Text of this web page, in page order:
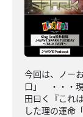
今回は、ノー
口」 ・・・
田曰く『これ
した理の運命